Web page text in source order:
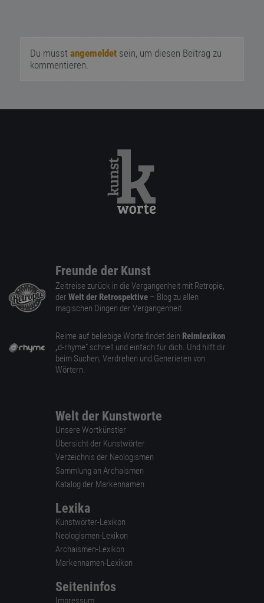
Du musst angemeldetsein, um diesen Beitrag zu
kommentieren.
Freunde der Kunst
Zeitreise zurück in die Vergangenheit mit Retropie,
der Welt der Retrospektive – Blog zu allen
magischen Dingen der Vergangenheit.
Reime auf beliebige Worte findet dein Reimlexikon
„d-rhyme” schnell und einfach für dich. Und hilft dir
beim Suchen, Verdrehen und Generieren von
Wörtern.
Welt der Kunstworte
Unsere Wortkünstler
Übersicht der Kunstwörter
Verzeichnis der Neologismen
Sammlung an Archaismen
Katalog der Markennamen
Lexika
Kunstwörter-Lexikon
Neologismen-Lexikon
Archaismen-Lexikon
Markennamen-Lexikon
Seiteninfos
Impressum